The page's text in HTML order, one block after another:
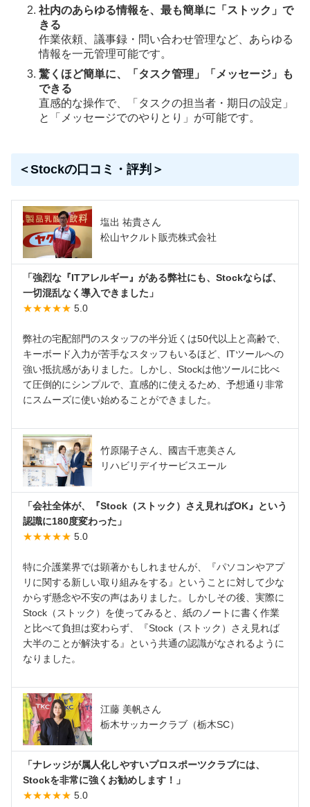
社内のあらゆる情報を、最も簡単に「ストック」で
きる
作業依頼、議事録・問い合わせ管理など、あらゆる
情報を一元管理可能です。
驚くほど簡単に、「タスク管理」「メッセージ」も
できる
直感的な操作で、「タスクの担当者・期日の設定」
と「メッセージでのやりとり」が可能です。
＜Stockの口コミ・評判＞
塩出 祐貴さん
松山ヤクルト販売株式会社
「強烈な『ITアレルギー』がある弊社にも、Stockならば、
一切混乱なく導入できました」
★★★★★ 5.0
弊社の宅配部門のスタッフの半分近くは50代以上と高齢で、
キーボード入力が苦手なスタッフもいるほど、ITツールへの
強い抵抗感がありました。しかし、Stockは他ツールに比べ
て圧倒的にシンプルで、直感的に使えるため、予想通り非常
にスムーズに使い始めることができました。
竹原陽子さん、國吉千恵美さん
リハビリデイサービスエール
「会社全体が、『Stock（ストック）さえ見ればOK』という
認識に180度変わった」
★★★★★ 5.0
特に介護業界では顕著かもしれませんが、『パソコンやアプ
リに関する新しい取り組みをする』ということに対して少な
からず懸念や不安の声はありました。しかしその後、実際に
Stock（ストック）を使ってみると、紙のノートに書く作業
と比べて負担は変わらず、『Stock（ストック）さえ見れば
大半のことが解決する』という共通の認識がなされるように
なりました。
江藤 美帆さん
栃木サッカークラブ（栃木SC）
「ナレッジが属人化しやすいプロスポーツクラブには、
Stockを非常に強くお勧めします！」
★★★★★ 5.0